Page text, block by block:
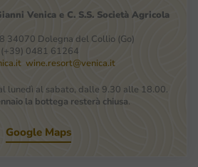
Venica e C. S.S. Società Agricola
34070 Dolegna del Collio (Go)
(+39) 0481 61264
wine.resort@venica.it
lunedì al sabato, dalle 9.30 alle 18.00.
la bottega resterà chiusa.
Google Maps